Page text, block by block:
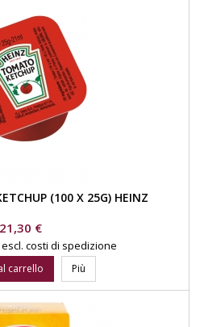
(100 X 25G) HEINZ
Prezzo
21,30 €
escl. costi di spedizione
carrello Più